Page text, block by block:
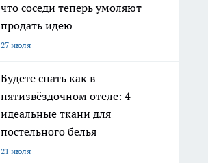
что соседи теперь умоляют
продать идею
27 июля
Будете спать как в
пятизвёздочном отеле: 4
идеальные ткани для
постельного белья
21 июля